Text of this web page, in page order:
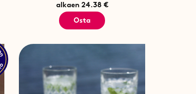
alkaen 24.38 €
Osta